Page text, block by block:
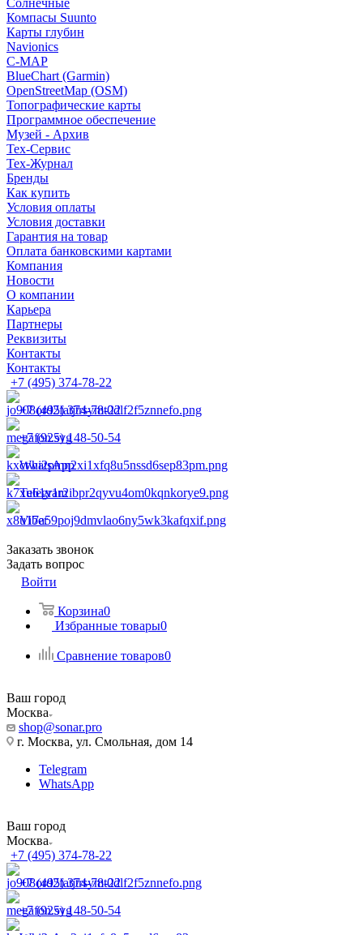
Солнечные
Компасы Suunto
Карты глубин
Navionics
C-MAP
BlueChart (Garmin)
OpenStreetMap (OSM)
Топографические карты
Программное обеспечение
Музей - Архив
Tex-Сервис
Тех-Журнал
Бренды
Как купить
Условия оплаты
Условия доставки
Гарантия на товар
Оплата банковскими картами
Компания
Новости
О компании
Карьера
Партнеры
Реквизиты
Контакты
Контакты
+7 (495) 374-78-22
+7 (495) 374-78-22
+7 (925) 148-50-54
WhatsApp
Telegram
Viber
Заказать звонок
Задать вопрос
Войти
Корзина0
Избранные товары0
Сравнение товаров0
Ваш город
Москва
shop@sonar.pro
г. Москва, ул. Смольная, дом 14
Telegram
WhatsApp
Ваш город
Москва
+7 (495) 374-78-22
+7 (495) 374-78-22
+7 (925) 148-50-54